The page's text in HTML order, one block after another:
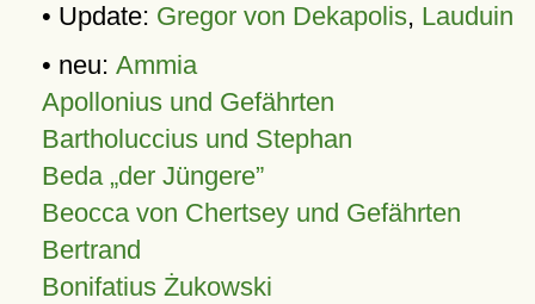
• Update: Gregor von Dekapolis, Lauduin
• neu: Ammia
Apollonius und Gefährten
Bartholuccius und Stephan
Beda „der Jüngere”
Beocca von Chertsey und Gefährten
Bertrand
Bonifatius Żukowski